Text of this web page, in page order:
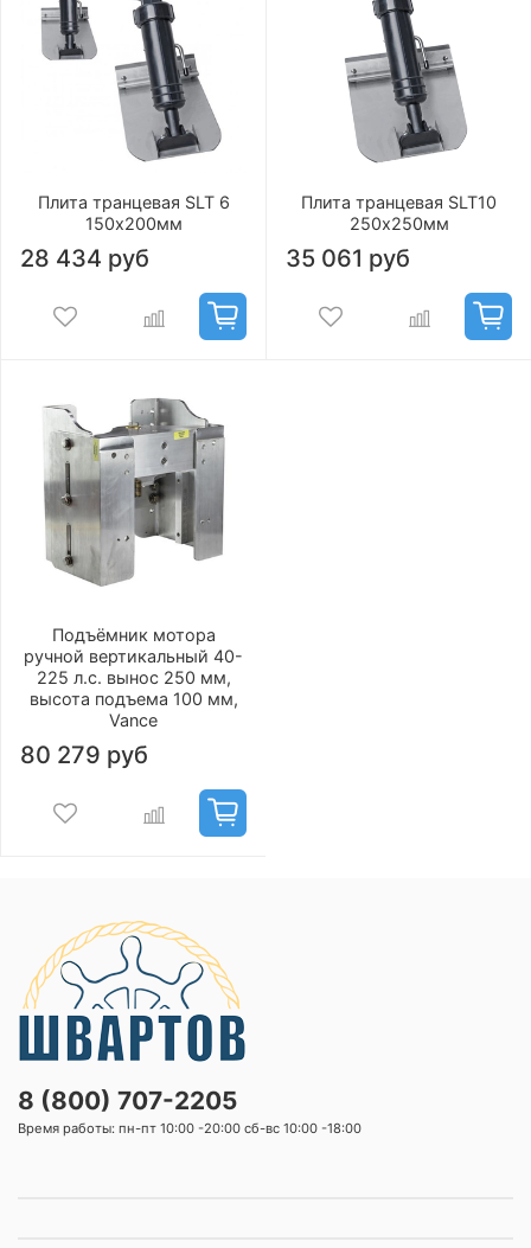
Плита транцевая SLT 6
150х200мм
28 434 руб
Плита транцевая SLT10
250х250мм
35 061 руб
Подъёмник мотора
ручной вертикальный 40-
225 л.с. вынос 250 мм,
высота подъема 100 мм,
Vance
80 279 руб
8 (800) 707-2205
Время работы: пн-пт 10:00 -20:00 сб-вс 10:00 -18:00